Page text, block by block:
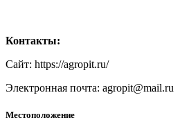
Контакты:
Сайт: https://agropit.ru/
Электронная почта: agropit@mail.ru
Местоположение